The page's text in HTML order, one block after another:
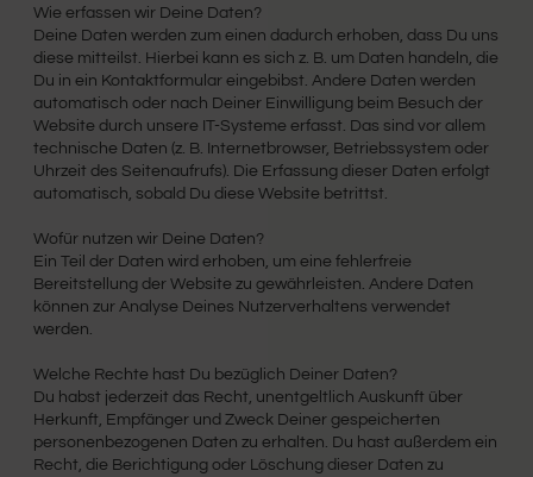
Wie erfassen wir Deine Daten?
Deine Daten werden zum einen dadurch erhoben, dass Du uns
diese mitteilst. Hierbei kann es sich z. B. um Daten handeln, die
Du in ein Kontaktformular eingebibst. Andere Daten werden
automatisch oder nach Deiner Einwilligung beim Besuch der
Website durch unsere IT-Systeme erfasst. Das sind vor allem
technische Daten (z. B. Internetbrowser, Betriebssystem oder
Uhrzeit des Seitenaufrufs). Die Erfassung dieser Daten erfolgt
automatisch, sobald Du diese Website betrittst.
Wofür nutzen wir Deine Daten?
Ein Teil der Daten wird erhoben, um eine fehlerfreie
Bereitstellung der Website zu gewährleisten. Andere Daten
können zur Analyse Deines Nutzerverhaltens verwendet
werden.
Welche Rechte hast Du bezüglich Deiner Daten?
Du habst jederzeit das Recht, unentgeltlich Auskunft über
Herkunft, Empfänger und Zweck Deiner gespeicherten
personenbezogenen Daten zu erhalten. Du hast außerdem ein
Recht, die Berichtigung oder Löschung dieser Daten zu